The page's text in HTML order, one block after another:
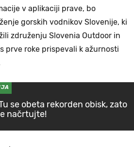
v aplikaciji prave, bo
gorskih vodnikov Slovenije, ki
združenju Slovenia Outdoor in
prve roke prispevali k ažurnosti
se obeta rekorden obisk, zato
načrtujte!